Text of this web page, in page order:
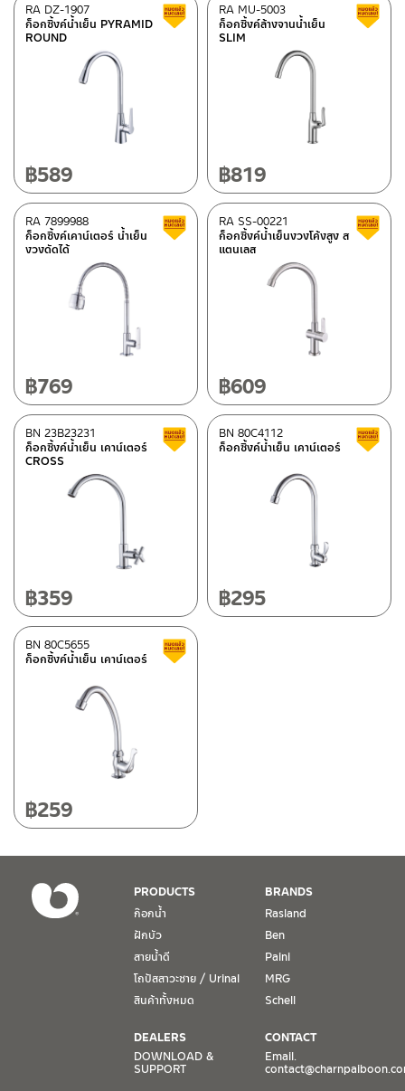
ก็อกซิ้งค์น้ำเย็น PYRAMID
ROUND
RA DZ-1907 สินค้าลดราคา เคลียร์สต็อก
฿589
ก็อกซิ้งค์ล้างจานน้ำเย็น
SLIM
RA MU-5003
฿819
ก็อกซิ้งค์เคาน์เตอร์ น้ำเย็น
งวงดัดได้
RA 7899988 สินค้าลดราคา เคลียร์สต็อก
฿769
ก็อกซิ้งค์น้ำเย็นงวงโค้งสูง ส
แตนเลส
RA SS-00221
฿609
ก็อกซิ้งค์น้ำเย็น เคาน์เตอร์
CROSS
BN 23B23231 สินค้าลดราคา เคลียร์สต็อก
฿359
ก็อกซิ้งค์น้ำเย็น เคาน์เตอร์
BN 80C4112
฿295
ก็อกซิ้งค์น้ำเย็น เคาน์เตอร์
BN 80C5655
฿259
PRODUCTS
ก๊อกน้ำ
ฝักบัว
สายน้ำดี
โถปัสสาวะชาย / Urinal
สินค้าทั้งหมด
BRANDS
Rasland
Ben
Paini
MRG
Schell
DEALERS
DOWNLOAD &
SUPPORT
CONTACT
Email.